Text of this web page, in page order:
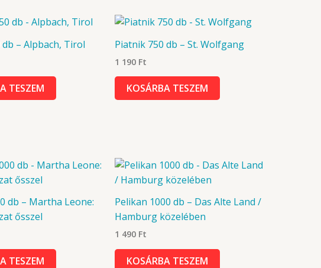
– Alpbach, Tirol
TESZEM
Piatnik 750 db – St. Wolfgang
1 190 Ft
KOSÁRBA TESZEM
db – Martha Leone:
ősszel
TESZEM
Pelikan 1000 db – Das Alte Land /
Hamburg közelében
1 490 Ft
KOSÁRBA TESZEM